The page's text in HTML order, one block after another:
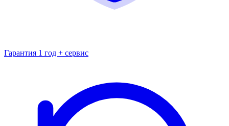
Гарантия 1 год + сервис